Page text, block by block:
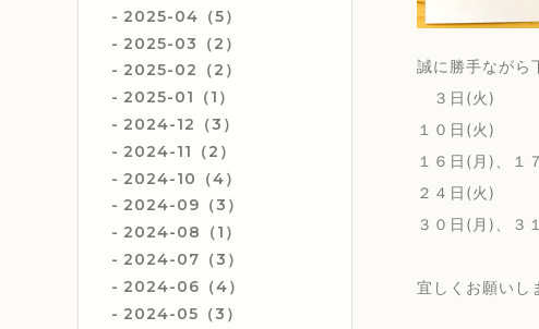
2025-04（5）
2025-03（2）
2025-02（2）
2025-01（1）
2024-12（3）
2024-11（2）
2024-10（4）
2024-09（3）
2024-08（1）
2024-07（3）
2024-06（4）
2024-05（3）
誠に勝手ながら
３日(火)
１０日(火)
１６日(月)、１
２４日(火)
３０日(月)、３
宜しくお願いし